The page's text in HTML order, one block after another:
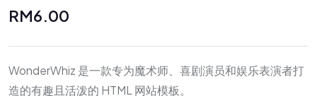
RM6.00
WonderWhiz 是一款专为魔术师、喜剧演员和娱乐表演者打
造的有趣且活泼的 HTML 网站模板。